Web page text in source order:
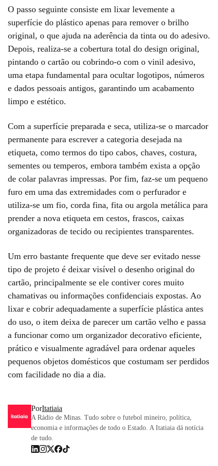
O passo seguinte consiste em lixar levemente a
superfície do plástico apenas para remover o brilho
original, o que ajuda na aderência da tinta ou do adesivo.
Depois, realiza-se a cobertura total do design original,
pintando o cartão ou cobrindo-o com o vinil adesivo,
uma etapa fundamental para ocultar logotipos, números
e dados pessoais antigos, garantindo um acabamento
limpo e estético.
Com a superfície preparada e seca, utiliza-se o marcador
permanente para escrever a categoria desejada na
etiqueta, como termos do tipo cabos, chaves, costura,
sementes ou temperos, embora também exista a opção
de colar palavras impressas. Por fim, faz-se um pequeno
furo em uma das extremidades com o perfurador e
utiliza-se um fio, corda fina, fita ou argola metálica para
prender a nova etiqueta em cestos, frascos, caixas
organizadoras de tecido ou recipientes transparentes.
Um erro bastante frequente que deve ser evitado nesse
tipo de projeto é deixar visível o desenho original do
cartão, principalmente se ele contiver cores muito
chamativas ou informações confidenciais expostas. Ao
lixar e cobrir adequadamente a superfície plástica antes
do uso, o item deixa de parecer um cartão velho e passa
a funcionar como um organizador decorativo eficiente,
prático e visualmente agradável para ordenar aqueles
pequenos objetos domésticos que costumam ser perdidos
com facilidade no dia a dia.
PorItatiaia
A Rádio de Minas. Tudo sobre o futebol mineiro, política,
economia e informações de todo o Estado. A Itatiaia dá notícia
de tudo.